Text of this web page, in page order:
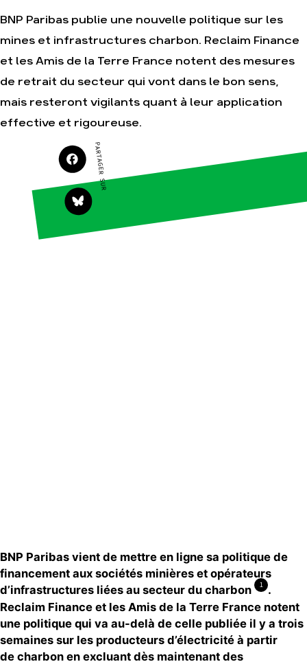
Amis de la Terre
Agir
terrain
Agir au quotidien
Soutenir les
campagnes
Transmettre tout
ou partie de son
patrimoine
Télécharger
Nos
Climat – Énergie
Finance
BNP Paribas publie une nouvelle politique sur les
mines et infrastructures charbon. Reclaim Finance
et les Amis de la Terre France notent des mesures
de retrait du secteur qui vont dans le bon sens,
mais resteront vigilants quant à leur application
effective et rigoureuse.
PARTAGER SUR
BNP Paribas vient de mettre en ligne sa politique de
financement aux sociétés minières et opérateurs
d’infrastructures liées au secteur du charbon 1
.
Reclaim Finance et les Amis de la Terre France notent
une politique qui va au-delà de celle publiée il y a trois
semaines sur les producteurs d’électricité à partir
de charbon en excluant dès maintenant des